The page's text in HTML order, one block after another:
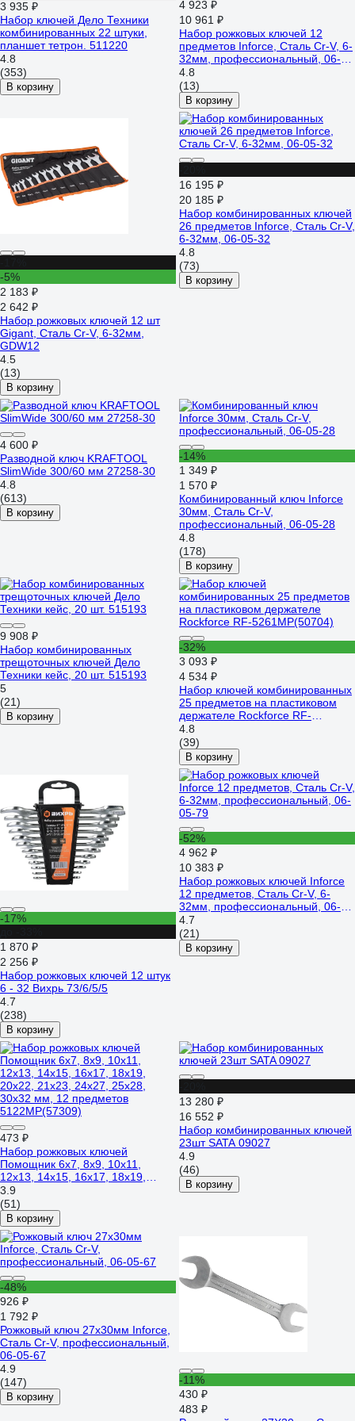
3 935 ₽
Набор ключей Дело Техники
комбинированных 22 штуки,
планшет тетрон. 511220
4.8
(353)
В корзину
4 923 ₽
10 961 ₽
Набор рожковых ключей 12
предметов Inforce, Сталь Cr-V, 6-
32мм, профессиональный, 06-
05-44
4.8
(13)
В корзину
-5%
2 183 ₽
2 642 ₽
Набор рожковых ключей 12 шт
Gigant, Сталь Cr-V, 6-32мм,
GDW12
4.5
(13)
В корзину
16 195 ₽
20 185 ₽
Набор комбинированных ключей
26 предметов Inforce, Сталь Cr-V,
6-32мм, 06-05-32
4.8
(73)
В корзину
4 600 ₽
Разводной ключ KRAFTOOL
SlimWide 300/60 мм 27258-30
4.8
(613)
В корзину
-14%
1 349 ₽
1 570 ₽
Комбинированный ключ Inforce
30мм, Сталь Cr-V,
профессиональный, 06-05-28
4.8
(178)
В корзину
9 908 ₽
Набор комбинированных
трещоточных ключей Дело
Техники кейс, 20 шт. 515193
5
(21)
В корзину
-32%
3 093 ₽
4 534 ₽
Набор ключей комбинированных
25 предметов на пластиковом
держателе Rockforce RF-
5261MP(50704)
4.8
(39)
В корзину
-17%
1 870 ₽
2 256 ₽
Набор рожковых ключей 12 штук
6 - 32 Вихрь 73/6/5/5
4.7
(238)
В корзину
-52%
4 962 ₽
10 383 ₽
Набор рожковых ключей Inforce
12 предметов, Сталь Cr-V, 6-
32мм, профессиональный, 06-
05-79
4.7
(21)
В корзину
473 ₽
Набор рожковых ключей
Помощник 6x7, 8x9, 10x11,
12x13, 14x15, 16x17, 18x19,
20x22, 21x23, 24x27, 25x28,
30x32 мм, 12 предметов
5122MP(57309)
3.9
(51)
В корзину
13 280 ₽
16 552 ₽
Набор комбинированных ключей
23шт SATA 09027
4.9
(46)
В корзину
-48%
926 ₽
1 792 ₽
Рожковый ключ 27x30мм Inforce,
Сталь Cr-V, профессиональный,
06-05-67
4.9
(147)
В корзину
-11%
430 ₽
483 ₽